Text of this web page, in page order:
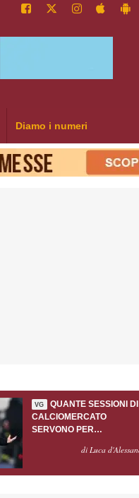
Diamo i numeri
VG
QUANTE SESSIONI DI
CALCIOMERCATO
SERVONO PER
GASPERINI?di Luca